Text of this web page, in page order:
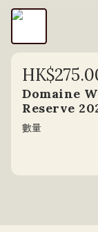
Domaine
Reserve
數量